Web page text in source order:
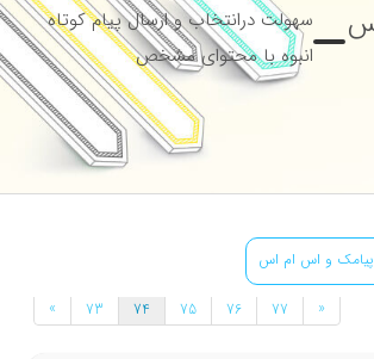
سهولت درانتخاب و ارسال پیام کوتاه
انبوه با محتوای مشخص
پیامک و اس ام اس
» 73 74 75 76 77 «